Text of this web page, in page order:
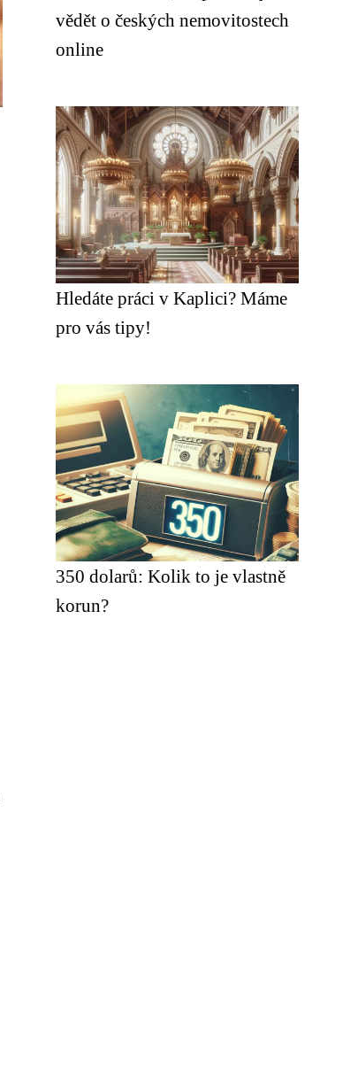
vědět o českých nemovitostech
online
Hledáte práci v Kaplici? Máme
pro vás tipy!
350 dolarů: Kolik to je vlastně
korun?